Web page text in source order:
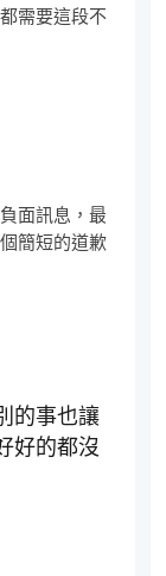
需要這段不
面訊息，最
簡短的道歉
的事也讓
好的都沒